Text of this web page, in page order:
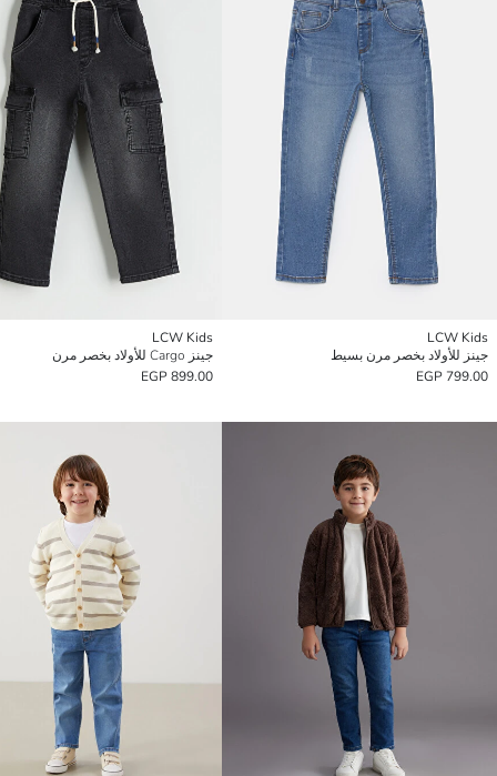
LCW Kids
جينز للأولاد بخصر مرن بسيط
799.00 EGP
LCW Kids
جينز Cargo للأولاد بخصر مرن
899.00 EGP